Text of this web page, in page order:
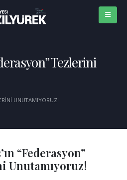
Tezlerini
UNUTAMIYORUZ!
“Federasyon”
Unutamıyoruz!